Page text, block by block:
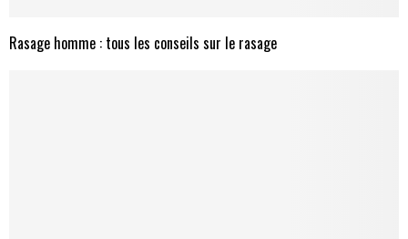
Rasage homme : tous les conseils sur le rasage